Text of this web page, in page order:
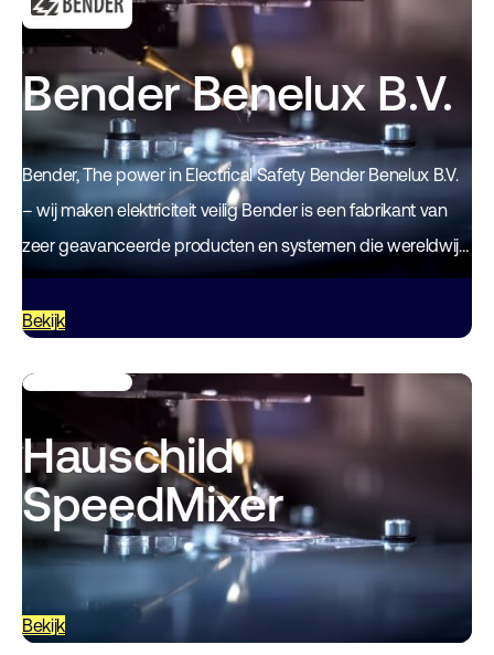
Bender Benelux B.V.
Bender, The power in Electrical Safety Bender Benelux B.V.
– wij maken elektriciteit veilig Bender is een fabrikant van
zeer geavanceerde producten en systemen die wereldwijd
processen, mensen en installaties beschermen,…
Bekijk
Hauschild
SpeedMixer
Bekijk